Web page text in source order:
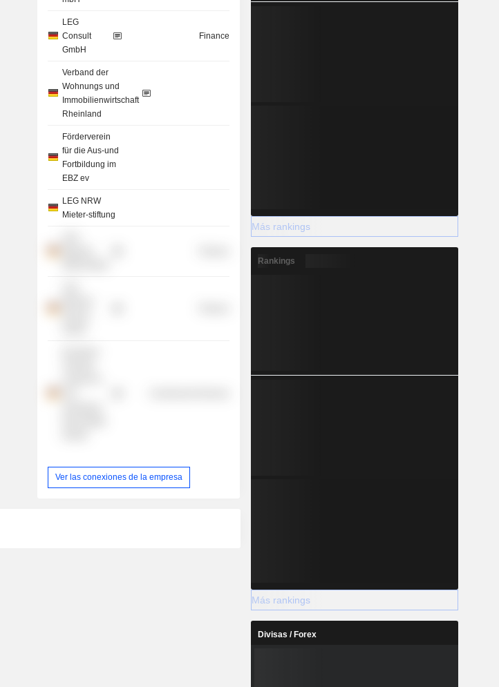
LEG
Consult
GmbH
Finance
Verband der
Wohnungs und
Immobilienwirtschaft
Rheinland
Förderverein
für die Aus-und
Fortbildung im
EBZ ev
LEG NRW
Mieter-stiftung
Ver las conexiones de la empresa
Más rankings
Rankings
Más rankings
Divisas / Forex